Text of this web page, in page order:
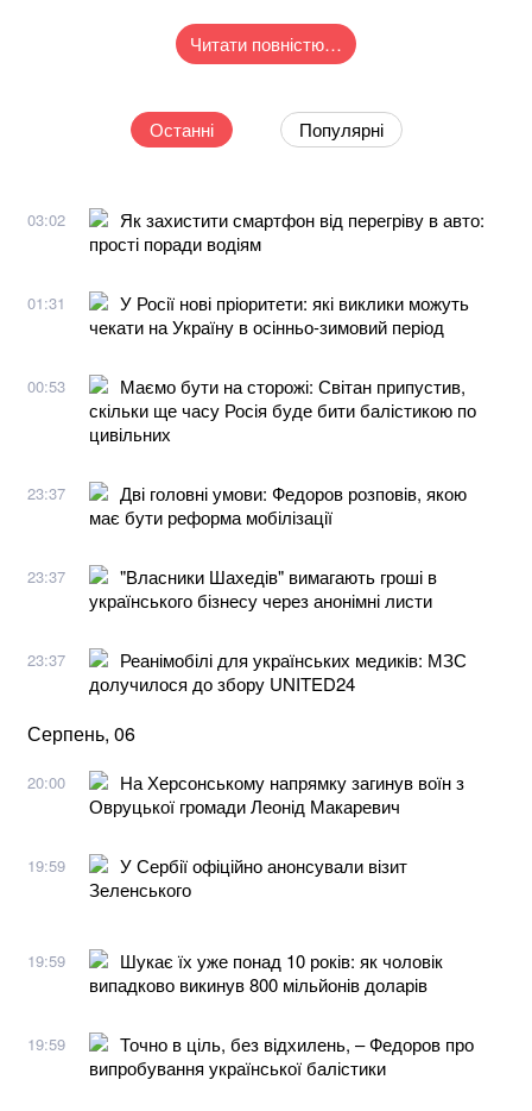
Читати повністю…
Останні Популярні
03:02
Як захистити смартфон від перегріву в авто:
прості поради водіям
01:31
У Росії нові пріоритети: які виклики можуть
чекати на Україну в осінньо-зимовий період
00:53
Маємо бути на сторожі: Світан припустив,
скільки ще часу Росія буде бити балістикою по
цивільних
23:37
Дві головні умови: Федоров розповів, якою
має бути реформа мобілізації
23:37
"Власники Шахедів" вимагають гроші в
українського бізнесу через анонімні листи
23:37
Реанімобілі для українських медиків: МЗС
долучилося до збору UNITED24
Серпень, 06
20:00
На Херсонському напрямку загинув воїн з
Овруцької громади Леонід Макаревич
19:59
У Сербії офіційно анонсували візит
Зеленського
19:59
Шукає їх уже понад 10 років: як чоловік
випадково викинув 800 мільйонів доларів
19:59
Точно в ціль, без відхилень, – Федоров про
випробування української балістики